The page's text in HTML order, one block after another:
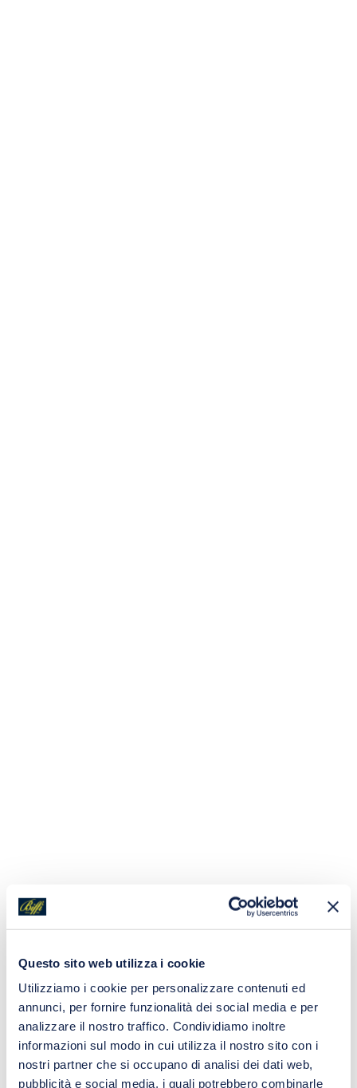
Questo sito web utilizza i cookie
Utilizziamo i cookie per personalizzare contenuti ed
annunci, per fornire funzionalità dei social media e per
analizzare il nostro traffico. Condividiamo inoltre
informazioni sul modo in cui utilizza il nostro sito con i
nostri partner che si occupano di analisi dei dati web,
pubblicità e social media, i quali potrebbero combinarle